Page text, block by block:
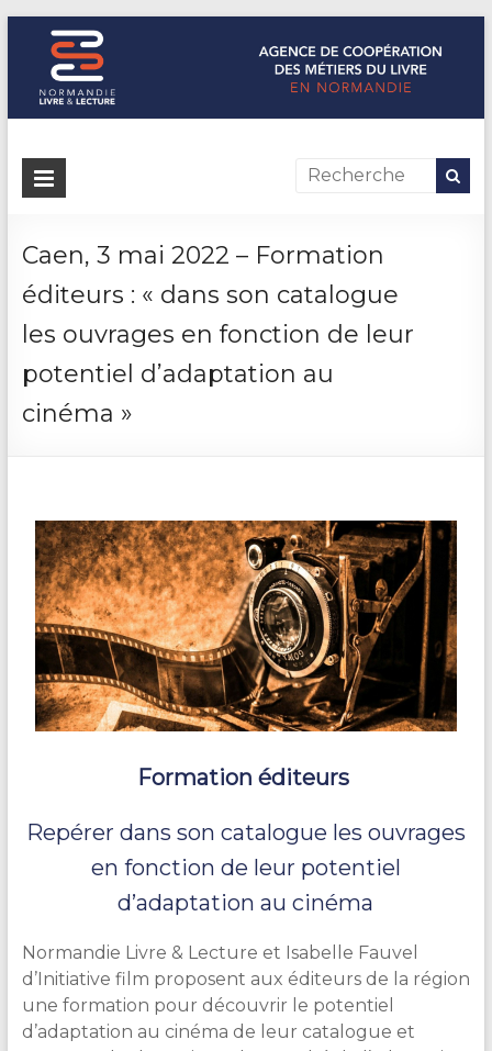
Normandie Livre & Lecture
L'agence de coopération des métiers du livre en Normandie
Caen, 3 mai 2022 – Formation
éditeurs : « dans son catalogue
les ouvrages en fonction de leur
potentiel d’adaptation au
cinéma »
Formation éditeurs
Repérer dans son catalogue les ouvrages
en fonction de leur potentiel
d’adaptation au cinéma
Normandie Livre & Lecture et Isabelle Fauvel
d’Initiative film proposent aux éditeurs de la région
une formation pour découvrir le potentiel
d’adaptation au cinéma de leur catalogue et